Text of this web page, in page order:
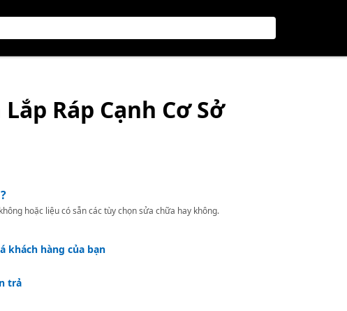
Ráp Cạnh Cơ Sở
hoặc liệu có sẵn các tùy chọn sửa chữa hay không.
khách hàng của bạn
trả